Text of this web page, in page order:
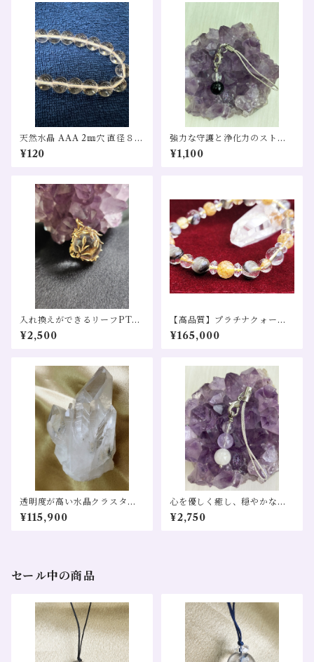
天然水晶 AAA 2㎜穴 直径８㎜
1粒売り
¥120
強力な守護と浄化力のストラ
ップ
¥1,100
入れ換えができるリーフPT～
丸玉水晶～
¥2,500
【高品質】プラチナクォーツ
タイチンルチル ブレスレット
売り 金運 仕事運 恋愛運 財運
¥165,000
透明度が高い水晶クラスター
(ブラジル産)
¥115,900
心を優しく癒し、穏やかな毎
日をサポートする浄化と安ら
ぎのお守りストラップ
¥2,750
セール中の商品